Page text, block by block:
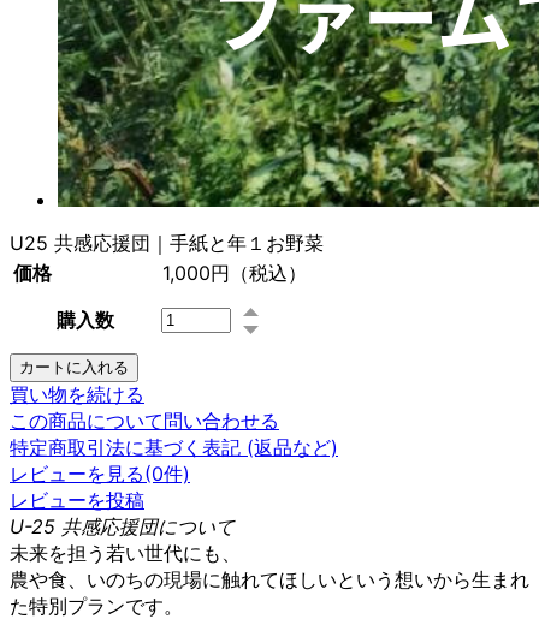
U25 共感応援団｜手紙と年１お野菜
価格
1,000円 （税込）
購入数
買い物を続ける
この商品について問い合わせる
特定商取引法に基づく表記 (返品など)
レビューを見る(0件)
レビューを投稿
U-25 共感応援団について
未来を担う若い世代にも、
農や食、いのちの現場に触れてほしいという想いから生まれ
た特別プランです。